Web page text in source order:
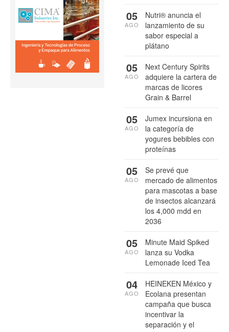
Nutri® anuncia el
lanzamiento de su
sabor especial a
plátano
05
AGO
Next Century Spirits
adquiere la cartera de
marcas de licores
Grain & Barrel
05
AGO
Jumex incursiona en
la categoría de
yogures bebibles con
proteínas
05
AGO
Se prevé que
mercado de alimentos
para mascotas a base
de insectos alcanzará
los 4,000 mdd en
2036
05
AGO
Minute Maid Spiked
lanza su Vodka
Lemonade Iced Tea
05
AGO
HEINEKEN México y
Ecolana presentan
campaña que busca
incentivar la
separación y el
04
AGO